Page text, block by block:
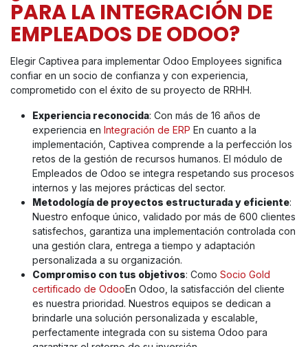
PARA LA INTEGRACIÓN DE
EMPLEADOS DE ODOO?
Elegir Captivea para implementar Odoo Employees significa
confiar en un socio de confianza y con experiencia,
comprometido con el éxito de su proyecto de RRHH.
Experiencia reconocida: Con más de 16 años de
experiencia en Integración de ERP En cuanto a la
implementación, Captivea comprende a la perfección los
retos de la gestión de recursos humanos. El módulo de
Empleados de Odoo se integra respetando sus procesos
internos y las mejores prácticas del sector.
Metodología de proyectos estructurada y eficiente:
Nuestro enfoque único, validado por más de 600 clientes
satisfechos, garantiza una implementación controlada con
una gestión clara, entrega a tiempo y adaptación
personalizada a su organización.
Compromiso con tus objetivos: Como Socio Gold
certificado de OdooEn Odoo, la satisfacción del cliente
es nuestra prioridad. Nuestros equipos se dedican a
brindarle una solución personalizada y escalable,
perfectamente integrada con su sistema Odoo para